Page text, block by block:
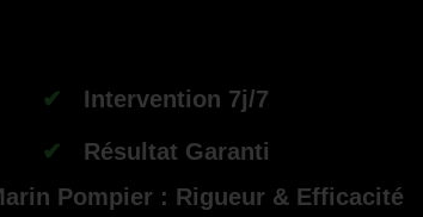
✔
Intervention 7j/7
✔
Résultat Garanti
Pompier : Rigueur & Efficacité